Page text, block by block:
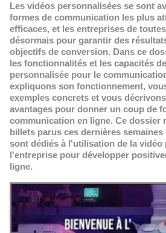
Les vidéos personnalisées se sont
formes de communication les plus
efficaces, et les entreprises de
désormais pour garantir des
objectifs de conversion. Dans ce
les fonctionnalités et les capacités
personnalisée pour le
expliquons son fonctionnement,
exemples concrets et vous
avantages pour donner un coup de
communication en ligne. Ce dossier
billets parus ces dernières
sont dédiés à l'utilisation de la vidéo
l'entreprise pour développer
ligne.